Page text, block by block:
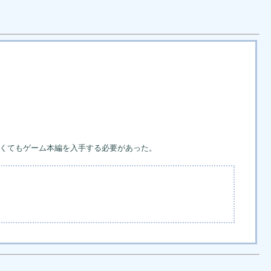
もゲーム本編を入手する必要があった。